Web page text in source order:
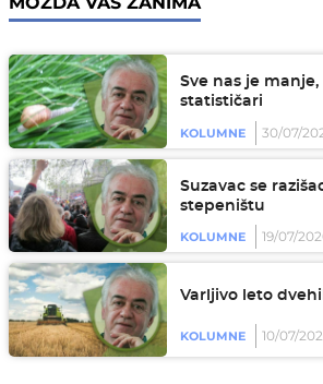
Sve nas je
statističari
KOLUMNE 30/07/
Suzavac se
stepeništu
KOLUMNE 19/07/
Varljivo leto
KOLUMNE 10/07/